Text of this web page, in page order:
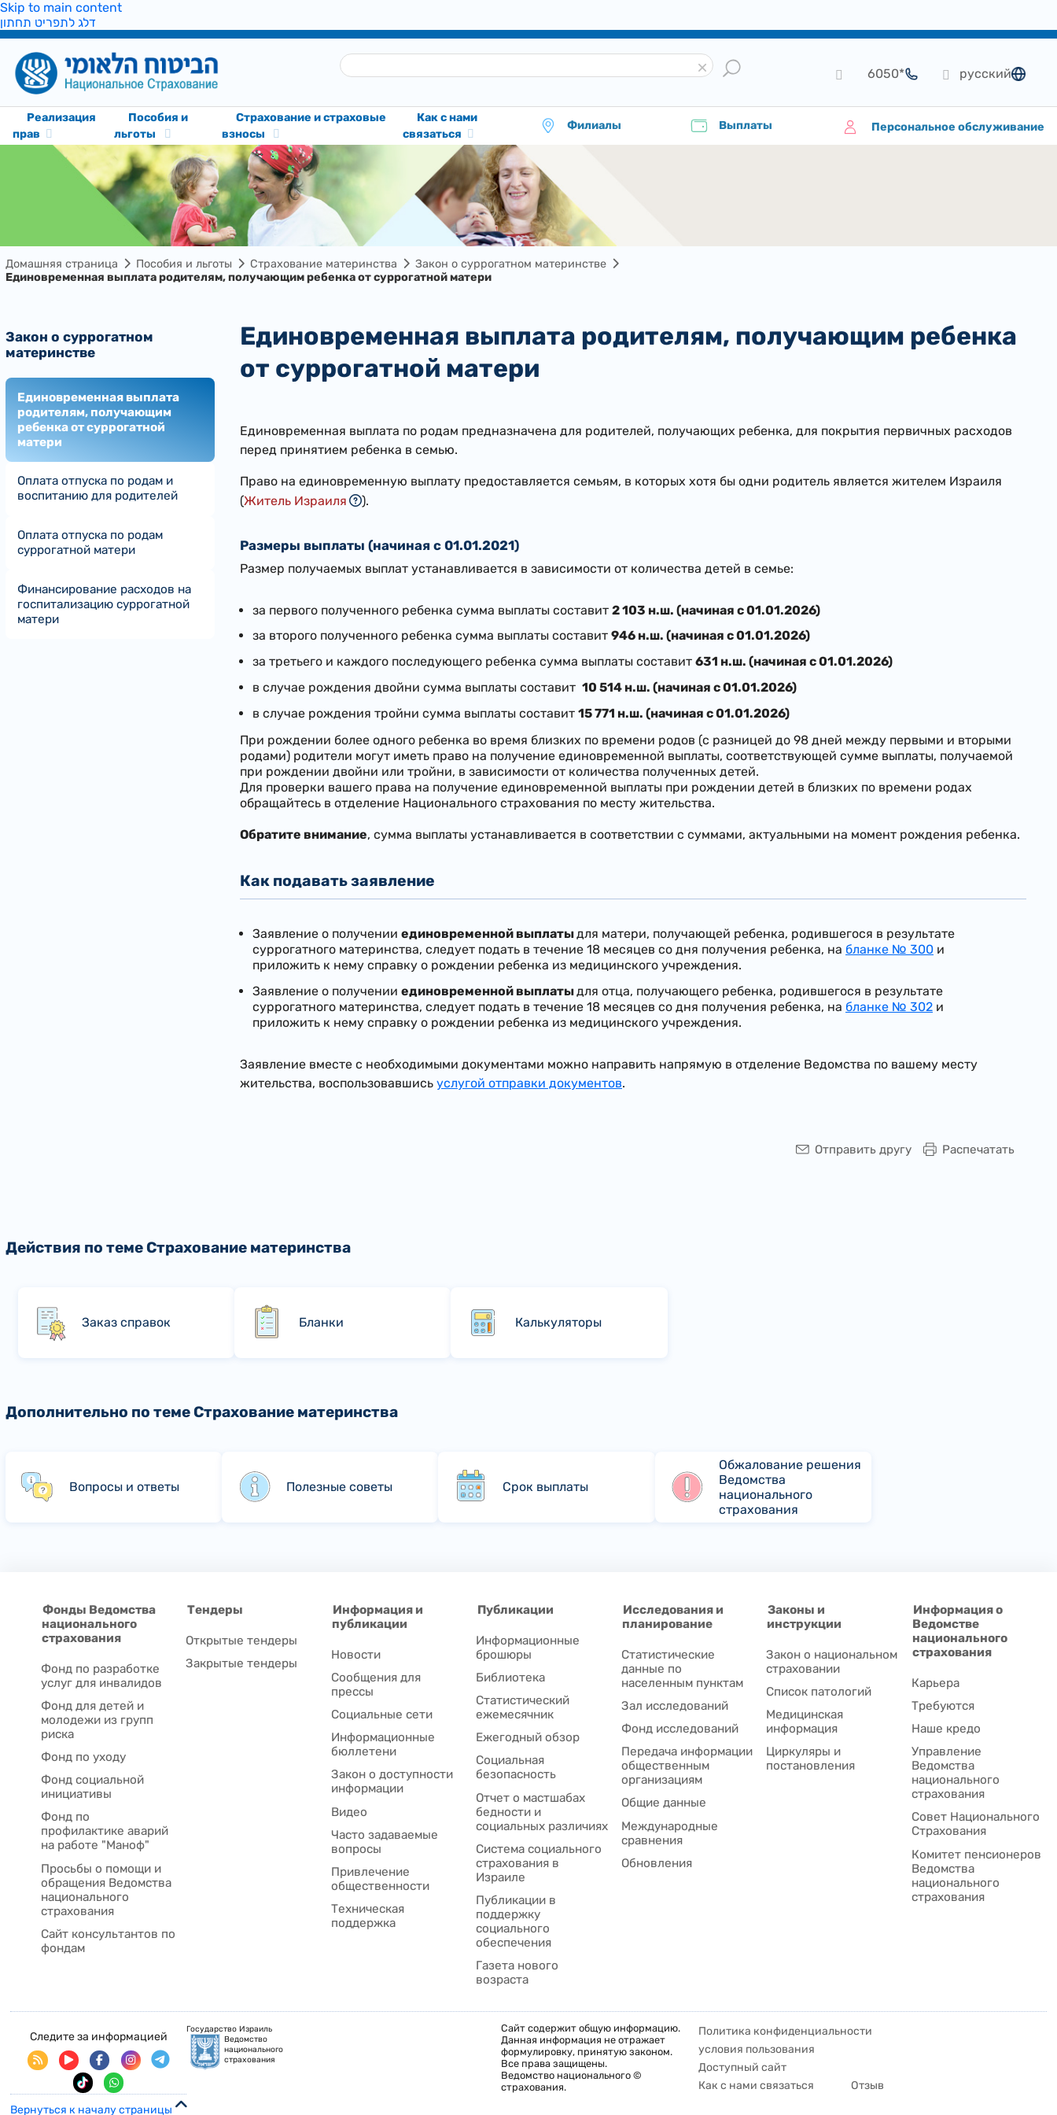
Skip to main content
דלג לתפריט תחתון
язык
русский
*6050
Реализация
прав
Пособия и
льготы
Cтрахование и страховые
взносы
Как с нами
связаться
Филиалы Выплаты Персональное обслуживание
Домашняя страница Пособия и льготы Страхование материнства
Закон о суррогатном материнстве
Единовременная выплата родителям, получающим ребенка от суррогатной матери
Закон о суррогатном
материнстве
Единовременная выплата
родителям, получающим
ребенка от суррогатной
матери
Оплата отпуска по родам и
воспитанию для родителей
Оплата отпуска по родам
суррогатной матери
Финансирование расходов на
госпитализацию суррогатной
матери
Единовременная выплата родителям, получающим ребенка
от суррогатной матери
Единовременная выплата по родам предназначена для родителей, получающих ребенка, для покрытия первичных расходов
перед принятием ребенка в семью.
Право на единовременную выплату предоставляется семьям, в которых хотя бы одни родитель является жителем Израиля
(Житель Израиля ).
Размеры выплаты (начиная с 01.01.2021)
Размер получаемых выплат устанавливается в зависимости от количества детей в семье:
за первого полученного ребенка сумма выплаты составит 2 103 н.ш. (начиная с 01.01.2026)
за второго полученного ребенка сумма выплаты составит 946 н.ш. (начиная с 01.01.2026)
за третьего и каждого последующего ребенка сумма выплаты составит 631 н.ш. (начиная с 01.01.2026)
в случае рождения двойни сумма выплаты составит 10 514 н.ш. (начиная с 01.01.2026)
в случае рождения тройни сумма выплаты составит 15 771 н.ш. (начиная с 01.01.2026)
При рождении более одного ребенка во время близких по времени родов (с разницей до 98 дней между первыми и вторыми
родами) родители могут иметь право на получение единовременной выплаты, соответствующей сумме выплаты, получаемой
при рождении двойни или тройни, в зависимости от количества полученных детей.
Для проверки вашего права на получение единовременной выплаты при рождении детей в близких по времени родах
обращайтесь в отделение Национального страхования по месту жительства.
Обратите внимание, сумма выплаты устанавливается в соответствии с суммами, актуальными на момент рождения ребенка.
Как подавать заявление
​Заявление о получении единовременной выплатыдля матери, получающей ребенка, родившегося в результате
суррогатного материнства, следует подать в течение 18 месяцев со дня получения ребенка, на бланке № 300 и
приложить к нему справку о рождении ребенка из медицинского учреждения.
Заявление о получении единовременной выплатыдля отца, получающего ребенка, родившегося в результате
суррогатного материнства, следует подать в течение 18 месяцев со дня получения ребенка, на бланке № 302 и
приложить к нему справку о рождении ребенка из медицинского учреждения.
Заявление вместе с необходимыми документами можно направить напрямую в отделение Ведомства по вашему месту
жительства, воспользовавшись услугой отправки документов.
Распечатать
Отправить другу
Действия по теме Страхование материнства
Заказ справок Бланки Калькуляторы
Дополнительно по теме Страхование материнства
Вопросы и ответы Полезные советы Срок выплаты
Обжалование решения
Ведомства
национального
страхования
Информация о
Ведомстве
национального
страхования
Карьера
Требуются
Наше кредо
Управление
Ведомства
национального
страхования
Совет Национального
Cтрахования
Комитет пенсионеров
Ведомства
национального
страхования
Законы и
инструкции
Закон о национальном
страховании
Список патологий
Медицинская
информация
Циркуляры и
постановления
Исследования и
планирование
Статистические
данные по
населенным пунктам
Зал исследований
Фонд исследований
Передача информации
общественным
организациям
Общие данные
Международные
сравнения
Обновления
Публикации
Информационные
брошюры
Библиотека
Статистический
ежемесячник
Ежегодный обзор
Социальная
безопасность
Отчет о мастшабах
бедности и
социальных различиях
Система социального
страхования в
Израиле
Публикации в
поддержку
социального
обеспечения
Газета нового
возраста
Информация и
публикации
Новости
Сообщения для
прессы
Социальные сети
Информационные
бюллетени
Закон о доступности
информации
Видео
Часто задаваемые
вопросы
Привлечение
общественности
Техническая
поддержка
Тендеры
Открытые тендеры
Закрытые тендеры
Фонды Ведомства
национального
страхования
Фонд по разработке
услуг для инвалидов
Фонд для детей и
молодежи из групп
риска
Фонд по уходу
Фонд социальной
инициативы
Фонд по
профилактике аварий
на работе "Маноф"
Просьбы о помощи и
обращения Ведомства
национального
страхования
Сайт консультантов по
фондам
Государство Израиль
Ведомство
национального
страхования
Сайт содержит общую информацию.
Данная информация не отражает
формулировку, принятую законом.
Все права защищены.
Ведомство национального ©
страхования.
Следите за информацией
Политика конфиденциальности
условия пользования
Доступный сайт
Как с нами связаться
Отзыв
Вернуться к началу страницы